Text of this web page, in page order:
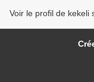
Voir le profil de kekeli